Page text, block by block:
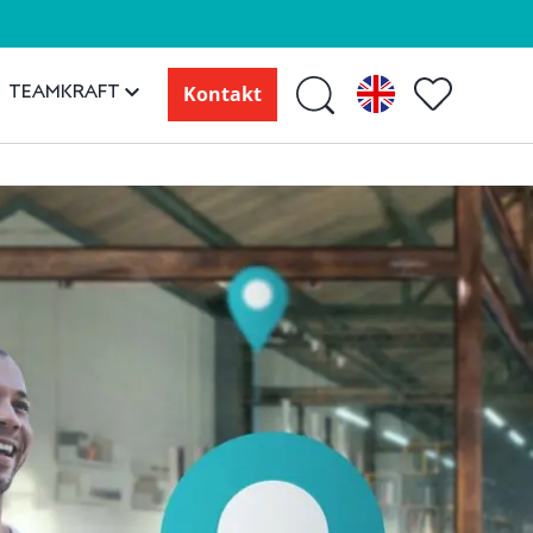
TEAMKRAFT Kontakt